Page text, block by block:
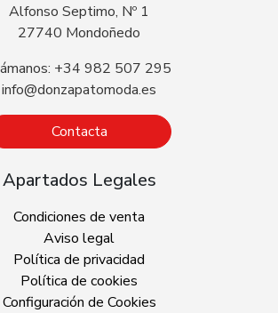
Alfonso Septimo, Nº 1
27740 Mondoñedo
+34 982 507 295
info@donzapatomoda.es
Contacta
Apartados Legales
Condiciones de venta
Aviso legal
Política de privacidad
Política de cookies
Configuración de Cookies